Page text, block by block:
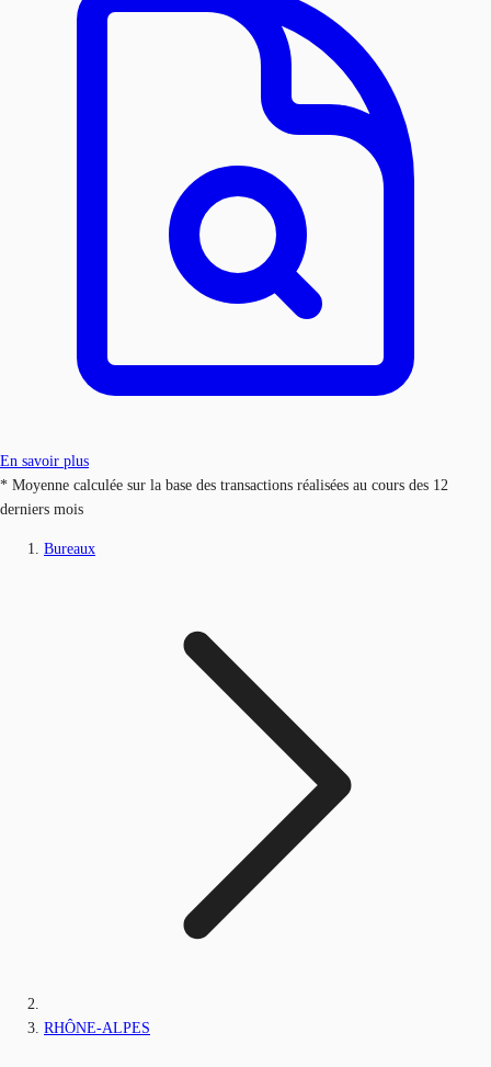
En savoir plus
* Moyenne calculée sur la base des transactions réalisées au cours des 12
derniers mois
Bureaux
RHÔNE-ALPES